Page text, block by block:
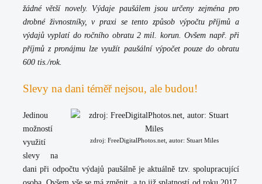
žádné větší novely. Výdaje paušálem jsou určeny zejména pro
drobné živnostníky, v praxi se tento způsob výpočtu příjmů a
výdajů vyplatí do ročního obratu 2 mil. korun. Ovšem např. při
příjmů z pronájmu lze využít paušální výpočet pouze do obratu
600 tis./rok.
Slevy na dani téměř nejsou, ale budou!
zdroj: FreeDigitalPhotos.net, autor: Stuart Miles
Jedinou
možností
využití
slevy na
dani při odpočtu výdajů paušálně je aktuálně tzv. spolupracující